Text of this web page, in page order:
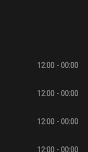
12:00 - 00:00
12:00 - 00:00
12:00 - 00:00
12:00 - 00:00